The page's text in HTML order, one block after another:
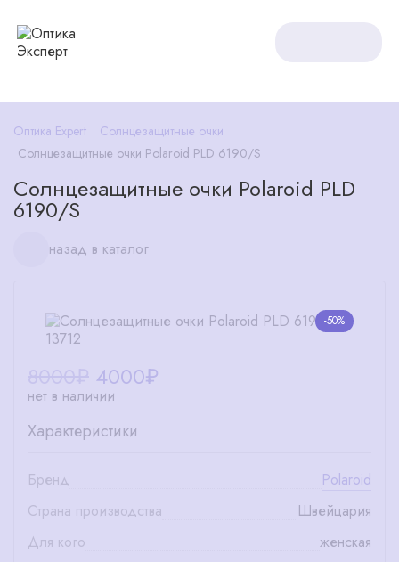
Оптика Expert
Солнцезащитные очки
Солнцезащитные очки Polaroid PLD 6190/S
Солнцезащитные очки Polaroid PLD
6190/S
назад в каталог
-50%
4000₽
нет в наличии
Характеристики
Бренд
Polaroid
Страна производства
Швейцария
Для кого
женская